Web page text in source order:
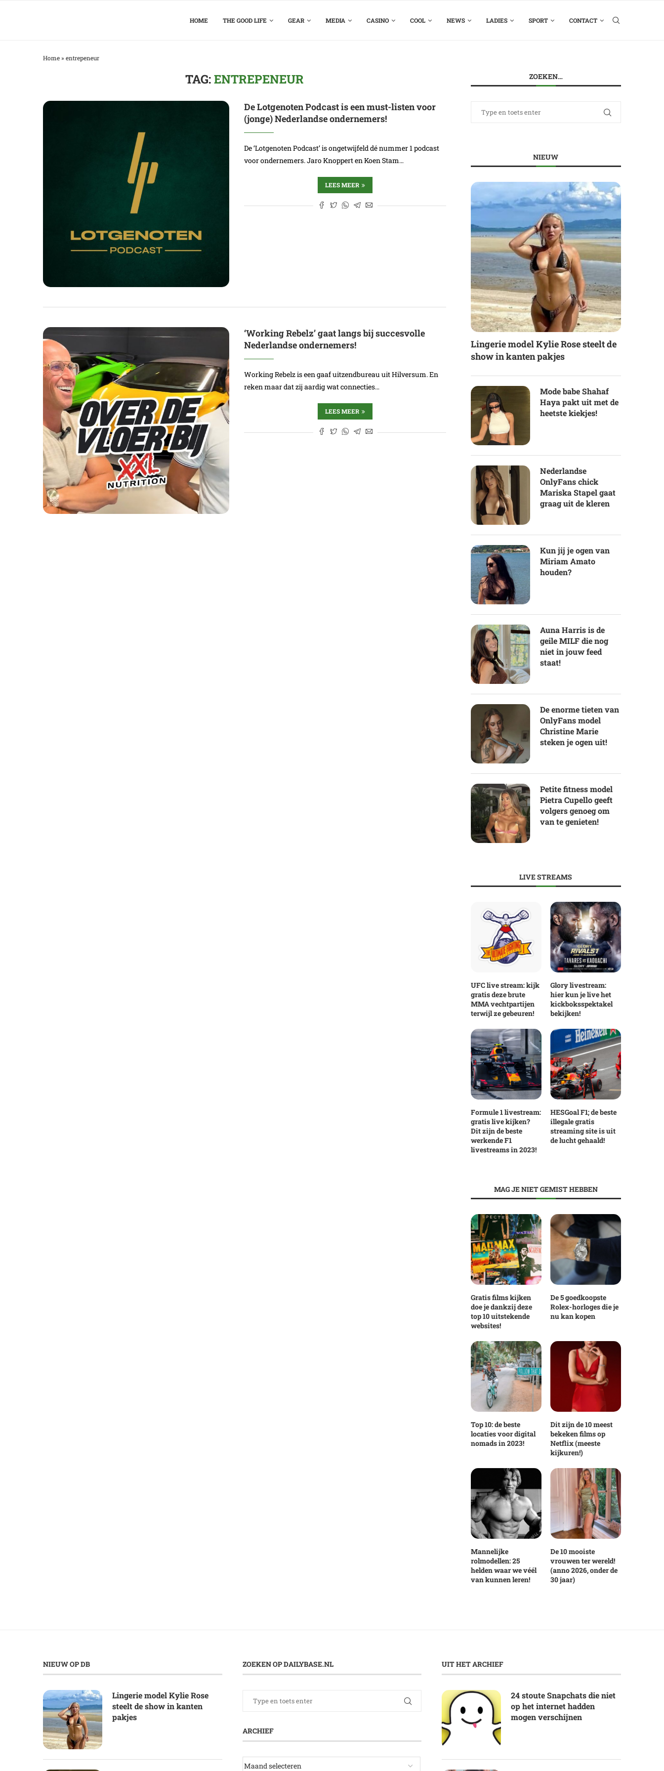
HOME THE GOOD LIFE GEAR MEDIA CASINO COOL NEWS LADIES SPORT CONTACT
Home» entrepeneur
TAG:ENTREPENEUR
De Lotgenoten Podcast is een must-listen voor
(jonge) Nederlandse ondernemers!
De ‘Lotgenoten Podcast’ is ongetwijfeld dé nummer 1 podcast
voor ondernemers. Jaro Knoppert en Koen Stam…
LEES MEER
‘Working Rebelz’ gaat langs bij succesvolle
Nederlandse ondernemers!
Working Rebelz is een gaaf uitzendbureau uit Hilversum. En
reken maar dat zij aardig wat connecties…
LEES MEER
ZOEKEN…
NIEUW
Lingerie model Kylie Rose steelt de
show in kanten pakjes
Mode babe Shahaf
Haya pakt uit met de
heetste kiekjes!
Nederlandse
OnlyFans chick
Mariska Stapel gaat
graag uit de kleren
Kun jij je ogen van
Miriam Amato
houden?
Auna Harris is de
geile MILF die nog
niet in jouw feed
staat!
De enorme tieten van
OnlyFans model
Christine Marie
steken je ogen uit!
Petite fitness model
Pietra Cupello geeft
volgers genoeg om
van te genieten!
LIVE STREAMS
UFC live stream: kijk
gratis deze brute
MMA vechtpartijen
terwijl ze gebeuren!
Glory livestream:
hier kun je live het
kickboksspektakel
bekijken!
Formule 1 livestream:
gratis live kijken?
Dit zijn de beste
werkende F1
livestreams in 2023!
HESGoal F1; de beste
illegale gratis
streaming site is uit
de lucht gehaald!
MAG JE NIET GEMIST HEBBEN
Gratis films kijken
doe je dankzij deze
top 10 uitstekende
websites!
De 5 goedkoopste
Rolex-horloges die je
nu kan kopen
Top 10: de beste
locaties voor digital
nomads in 2023!
Dit zijn de 10 meest
bekeken films op
Netflix (meeste
kijkuren!)
Mannelijke
rolmodellen: 25
helden waar we véél
van kunnen leren!
De 10 mooiste
vrouwen ter wereld!
(anno 2026, onder de
30 jaar)
NIEUW OP DB
Lingerie model Kylie Rose
steelt de show in kanten
pakjes
ZOEKEN OP DAILYBASE.NL
ARCHIEF
UIT HET ARCHIEF
24 stoute Snapchats die niet
op het internet hadden
mogen verschijnen